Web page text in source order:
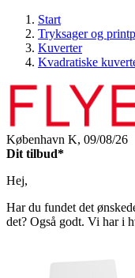
Start
Tryksager og
Kuverter
Kvadratiske
København K, 09/08/26
Dit tilbud*
Hej,
Har du fundet det
det? Også godt. Vi har i